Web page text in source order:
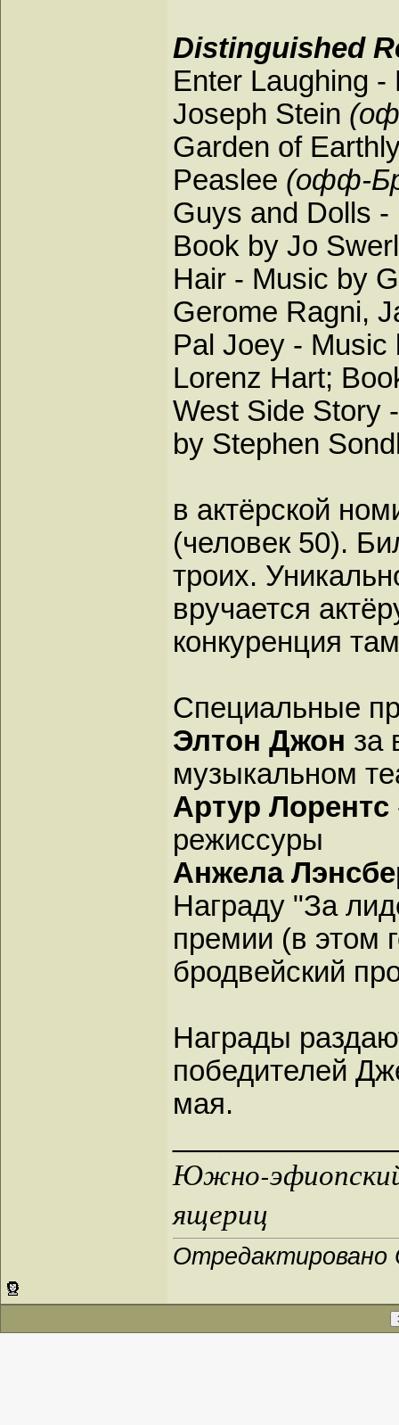
Distinguished
Enter Laughing
Joseph Stein
Garden of
Peaslee (офф-
Guys and Dolls
Book by Jo
Hair - Music by
Gerome Ragni,
Pal Joey -
Lorenz Hart;
West Side Story
by Stephen
в актёрской
(человек 50).
троих.
вручается
конкуренция
Специальные
Элтон Джон за
музыкальном
Артур Лорентс
режиссуры
Анжела
Награду "За
премии (в этом
бродвейский
Награды
победителей
мая.
Южно-эфиопский
ящериц
Отредактировано